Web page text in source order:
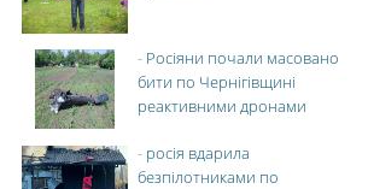
- Росіяни почали масовано
бити по Чернігівщині
реактивними дронами
- росія вдарила
безпілотниками по